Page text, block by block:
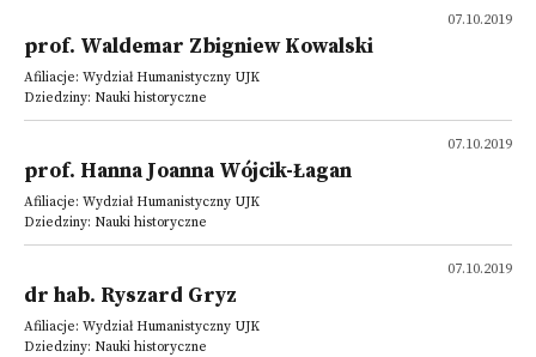
07.10.2019
prof. Waldemar Zbigniew Kowalski
Afiliacje: Wydział Humanistyczny UJK
Dziedziny: Nauki historyczne
07.10.2019
prof. Hanna Joanna Wójcik-Łagan
Afiliacje: Wydział Humanistyczny UJK
Dziedziny: Nauki historyczne
07.10.2019
dr hab. Ryszard Gryz
Afiliacje: Wydział Humanistyczny UJK
Dziedziny: Nauki historyczne